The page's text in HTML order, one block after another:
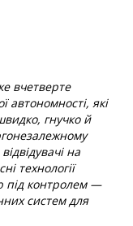
вчетверте
автономності, які
гнучко й
на
технології
під контролем —
систем для